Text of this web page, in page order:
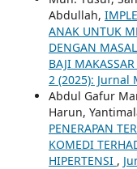
Abdullah,
ANAK UNTUK
DENGAN
BAJI MAKASSAR
2 (2025):
Abdul Gafur
Harun,
PENERAPAN
KOMEDI
HIPERTENSI ,